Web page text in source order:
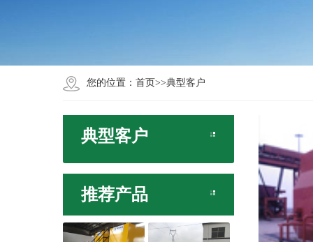
您的位置： 首页>>典型客户
典型客户
推荐产品